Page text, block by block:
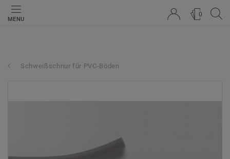
MENU
0
Schweißschnur für PVC-Böden